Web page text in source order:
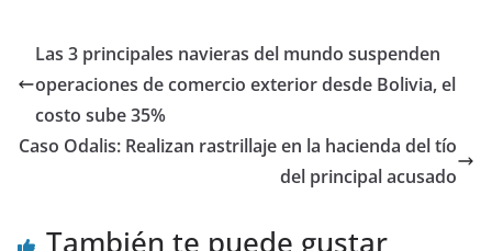
Las 3 principales navieras del mundo suspenden
operaciones de comercio exterior desde Bolivia, el
costo sube 35%
Caso Odalis: Realizan rastrillaje en la hacienda del tío
del principal acusado
También te puede gustar